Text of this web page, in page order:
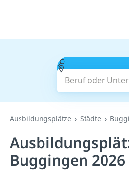
Beruf oder
Ausbildungsplätze Städte
Buggingen 2026